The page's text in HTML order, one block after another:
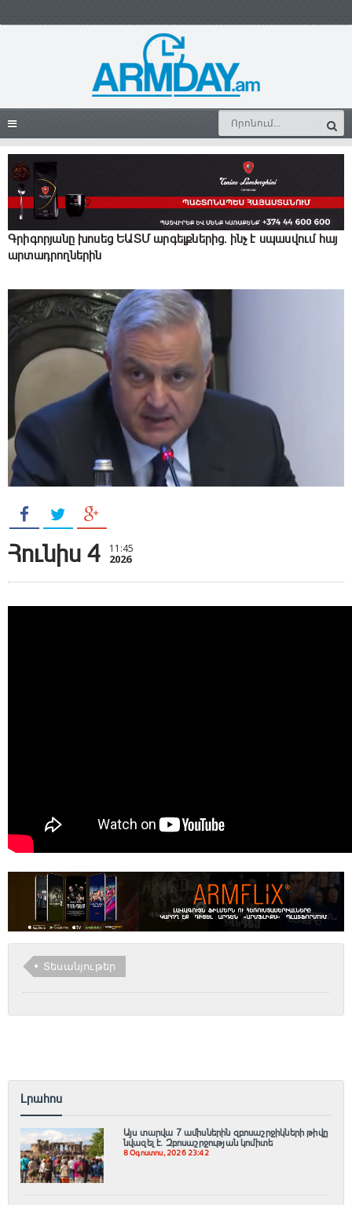
Գրիգորյանը խոսեց ԵԱՏՄ արգելքներից․ ինչ է սպասվում հայ
արտադրողներին
Հունիս 4 11:45
2026
Տեսանյութեր
Լրահոս
Այս տարվա 7 ամիսներին զբոսաշրջիկների թիվը
նվազել է. Զբոսաշրջության կոմիտե
8 Օգոստոս, 2026 23:42